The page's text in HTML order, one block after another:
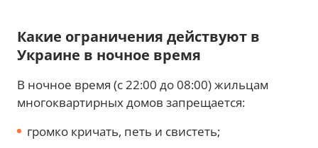
Какие ограничения действуют в
Украине в ночное время
В ночное время (с 22:00 до 08:00) жильцам
многоквартирных домов запрещается:
громко кричать, петь и свистеть;